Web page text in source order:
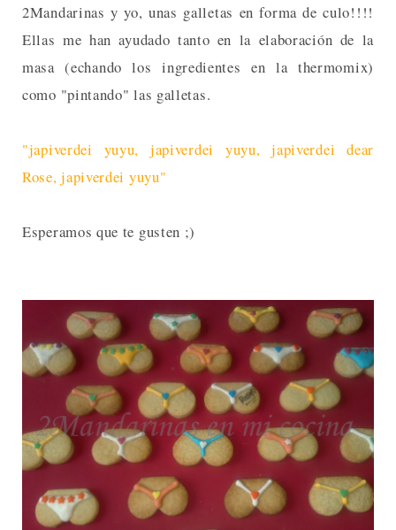
2Mandarinas y yo, unas galletas en forma de culo!!!!
Ellas me han ayudado tanto en la elaboración de la
masa (echando los ingredientes en la thermomix)
como "pintando" las galletas.
"japiverdei yuyu, japiverdei yuyu, japiverdei dear
Rose, japiverdei yuyu"
Esperamos que te gusten ;)